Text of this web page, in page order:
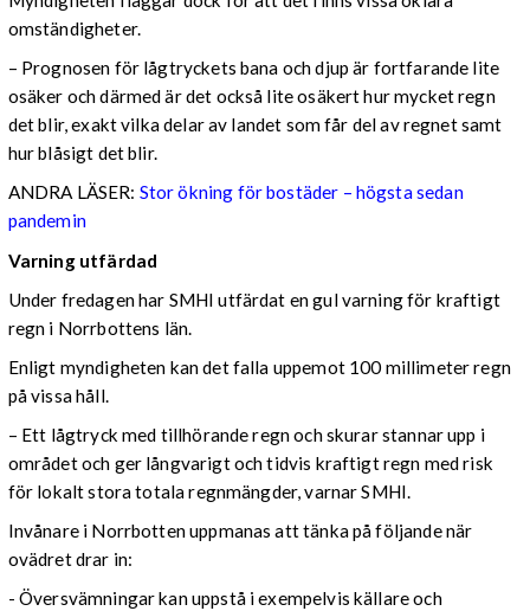
omständigheter.
– Prognosen för lågtryckets bana och djup är fortfarande lite
osäker och därmed är det också lite osäkert hur mycket regn
det blir, exakt vilka delar av landet som får del av regnet samt
hur blåsigt det blir.
ANDRA LÄSER: Stor ökning för bostäder – högsta sedan
pandemin
Varning utfärdad
Under fredagen har SMHI utfärdat en gul varning för kraftigt
regn i Norrbottens län.
Enligt myndigheten kan det falla uppemot 100 millimeter regn
på vissa håll.
– Ett lågtryck med tillhörande regn och skurar stannar upp i
området och ger långvarigt och tidvis kraftigt regn med risk
för lokalt stora totala regnmängder, varnar SMHI.
Invånare i Norrbotten uppmanas att tänka på följande när
ovädret drar in:
- Översvämningar kan uppstå i exempelvis källare och